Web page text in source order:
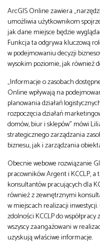
ArcGIS Online zawiera
umożliwia użytkownikom
jak dane miejsce będzie
Funkcja ta odgrywa kluczową
w podejmowaniu decyzji
wysokim poziomie, jak również
„Informacje o zasobach
Online wpływają na
planowania działań
rozpoczęcia działań
domów, biur i sklepów” mówi
strategicznego zarządzania
biznesu, jak i zarządzania
Obecnie webowe rozwiązanie
pracowników Argent i KCCLP,
konsultantów pracujących dla
również z zewnętrznymi
w miejscach realizacji
zdolności KCCLP do
wszyscy zaangażowani w
uzyskują właściwe informacje.